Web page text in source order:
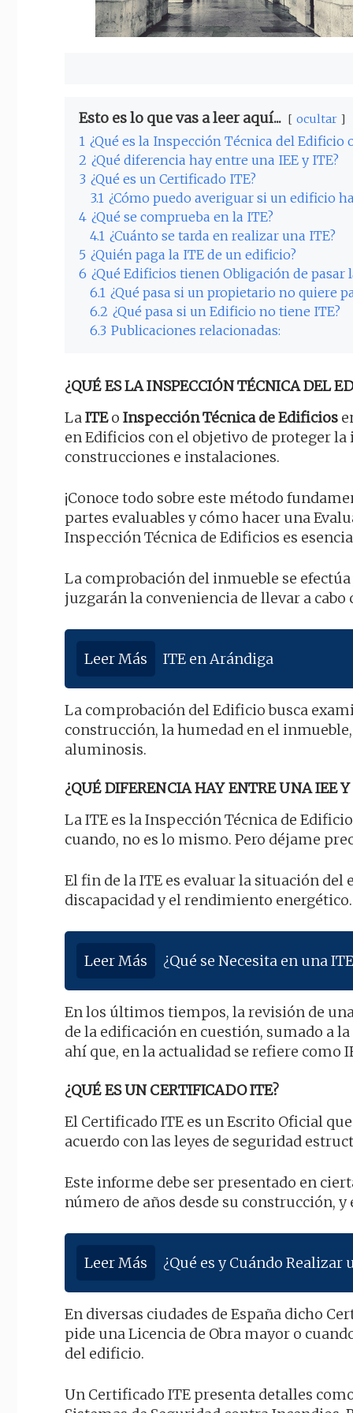
Esto es lo que vas a leer aquí... ocultar
1 ¿Qué es la Inspección Técnica del Edificio
2 ¿Qué diferencia hay entre una IEE y ITE?
3 ¿Qué es un Certificado ITE?
3.1 ¿Cómo puedo averiguar si un edificio
4 ¿Qué se comprueba en la ITE?
4.1 ¿Cuánto se tarda en realizar una ITE?
5 ¿Quién paga la ITE de un edificio?
6 ¿Qué Edificios tienen Obligación de pasar
6.1 ¿Qué pasa si un propietario no quiere
6.2 ¿Qué pasa si un Edificio no tiene ITE?
6.3 Publicaciones relacionadas:
¿QUÉ ES LA INSPECCIÓN TÉCNICA DEL
LaITEo Inspección Técnica de Edificios
en Edificios con el objetivo de proteger
construcciones e instalaciones.
¡Conoce todo sobre este método
partes evaluables y cómo hacer una
Inspección Técnica de Edificios es
La comprobación del inmueble se
juzgarán la conveniencia de llevar a cabo
Leer Más ITE en Arándiga
La comprobación del Edificio busca
construcción, la humedad en el
aluminosis.
¿QUÉ DIFERENCIA HAY ENTRE UNA IEE
La ITE es la Inspección Técnica de
cuando, no es lo mismo. Pero déjame
El fin de la ITE es evaluar la situación
discapacidad y el rendimiento energético.
Leer Más ¿Qué se Necesita en una
En los últimos tiempos, la revisión de
de la edificación en cuestión, sumado a
ahí que, en la actualidad se refiere como
¿QUÉ ES UN CERTIFICADO ITE?
El Certificado ITE es un Escrito Oficial
acuerdo con las leyes de seguridad
Este informe debe ser presentado en
número de años desde su construcción,
Leer Más ¿Qué es y Cuándo Realizar
En diversas ciudades de España dicho
pide una Licencia de Obra mayor o
del edificio.
Un Certificado ITE presenta detalles